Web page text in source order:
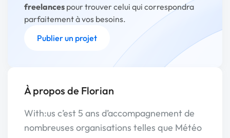
freelances pour trouver celui qui correspondra
parfaitement à vos besoins.
Publier un projet
À propos de Florian
With:us c’est 5 ans d’accompagnement de
nombreuses organisations telles que Météo